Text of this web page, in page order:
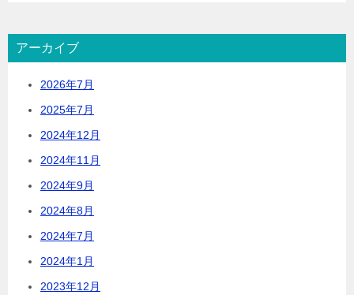
アーカイブ
2026年7月
2025年7月
2024年12月
2024年11月
2024年9月
2024年8月
2024年7月
2024年1月
2023年12月